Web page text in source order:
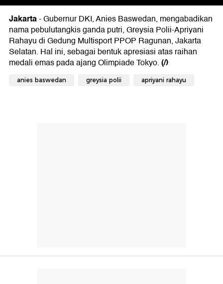
Jakarta- Gubernur DKI, Anies Baswedan, mengabadikan
nama pebulutangkis ganda putri, Greysia Polii-Apriyani
Rahayu di Gedung Multisport PPOP Ragunan, Jakarta
Selatan. Hal ini, sebagai bentuk apresiasi atas raihan
medali emas pada ajang Olimpiade Tokyo.(/)
anies baswedan greysia polii apriyani rahayu